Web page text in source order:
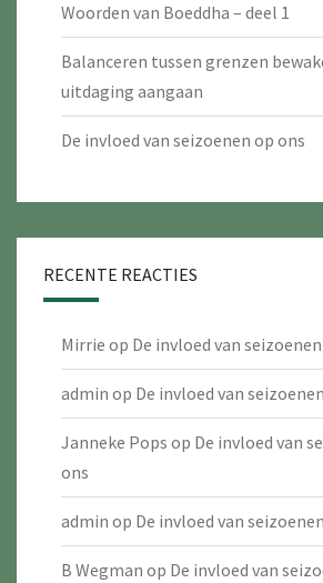
Woorden van Boeddha – deel 1
Balanceren tussen grenzen
uitdaging aangaan
De invloed van seizoenen op ons
RECENTE REACTIES
Mirrie op De invloed van
admin op De invloed van
Janneke Pops op De invloed van
ons
admin op De invloed van
B Wegman op De invloed van